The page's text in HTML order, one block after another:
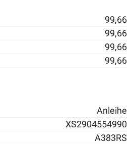
99,66
99,66
99,66
99,66
Anleihe
XS2904554990
A383RS